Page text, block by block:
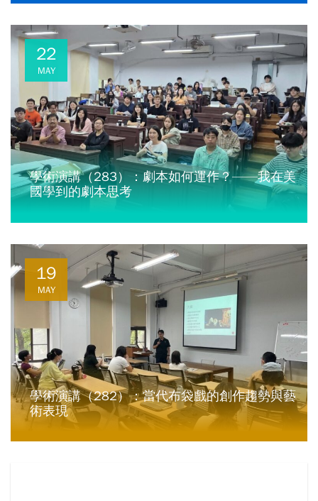
22
MAY
學術演講（283）：劇本如何運作？——我在美
國學到的劇本思考
19
MAY
學術演講（282）：當代布袋戲的創作趨勢與藝
術表現